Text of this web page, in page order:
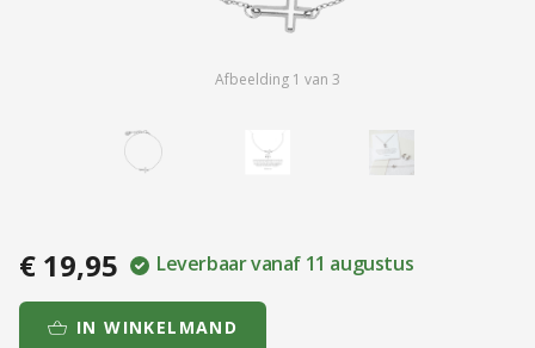
Afbeelding 1 van 3
€ 19,95 Leverbaar vanaf 11 augustus
IN WINKELMAND